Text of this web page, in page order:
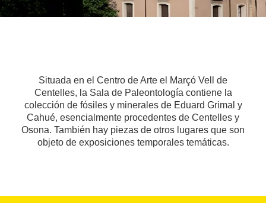
Situada en el Centro de Arte el Marçó Vell de
Centelles, la Sala de Paleontología contiene la
colección de fósiles y minerales de Eduard Grimal y
Cahué, esencialmente procedentes de Centelles y
Osona. También hay piezas de otros lugares que son
objeto de exposiciones temporales temáticas.